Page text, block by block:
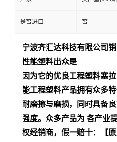
是否进口 否
宁波齐汇达科技有限公司销
性能塑料出众是
因为它的优良工程塑料塞
能工程塑料产品拥有众多
耐磨擦与磨损，同时具备
强度。众多产品为 各产业
权经销商，假一赔十：【